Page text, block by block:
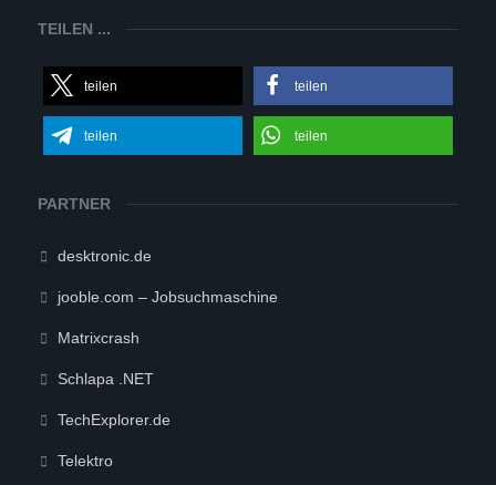
TEILEN ...
teilen teilen
teilen teilen
PARTNER
desktronic.de
jooble.com – Jobsuchmaschine
Matrixcrash
Schlapa .NET
TechExplorer.de
Telektro